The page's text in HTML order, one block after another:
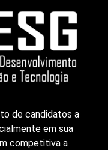
de candidatos a
em sua
competitiva a